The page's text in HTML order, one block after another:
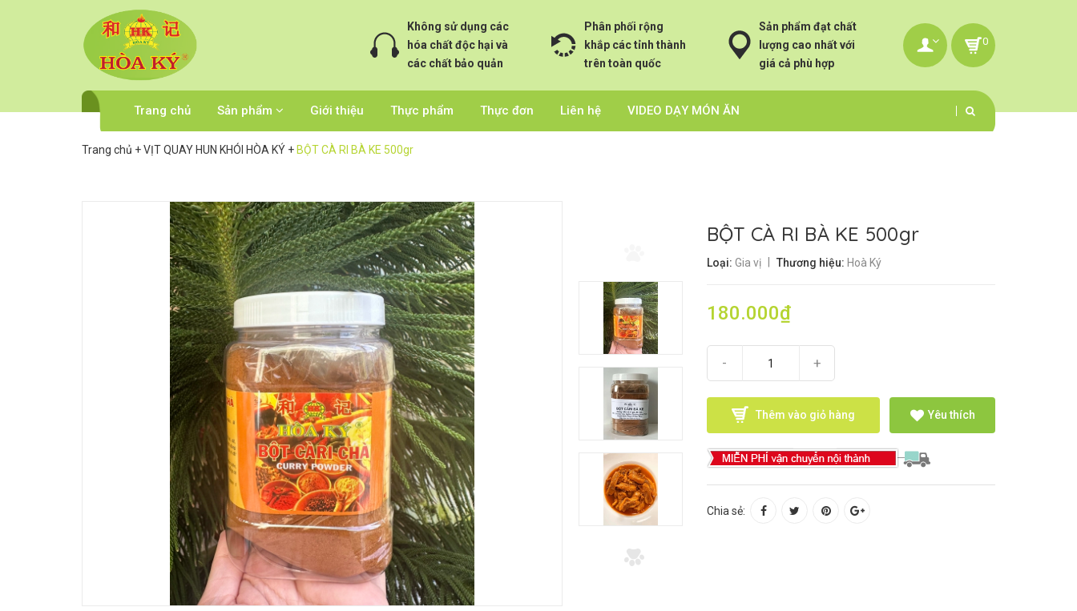
0
Sản phẩm đạt chất
lượng cao nhất với
giá cả phù hợp
Phân phối rộng
khắp các tỉnh thành
trên toàn quốc
Không sử dụng các
hóa chất độc hại và
các chất bảo quản
Trang chủ Sản phẩm Giới thiệu Thực phẩm Thực đơn Liên hệ VIDEO DẠY MÓN ĂN
Trang chủ +VỊT QUAY HUN KHÓI HÒA KÝ + BỘT CÀ RI BÀ KE 500gr
BỘT CÀ RI BÀ KE 500gr
Loại: Gia vị Thương hiệu: Hoà Ký
180.000₫
- +
Thêm vào giỏ hàng Yêu thích
Chia sẻ: